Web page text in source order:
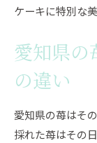
ケーキに特別な
愛知県の
の違い
愛知県の苺はそ
採れた苺はその